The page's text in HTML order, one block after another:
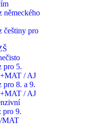
německého
češtiny pro
pro 5.
/ AJ
pro 8. a 9.
/ AJ
pro 9.
MAT